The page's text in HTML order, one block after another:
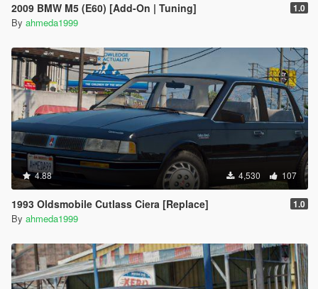
2009 BMW M5 (E60) [Add-On | Tuning] 1.0
By ahmeda1999
4.88 4,530 107
1993 Oldsmobile Cutlass Ciera [Replace] 1.0
By ahmeda1999